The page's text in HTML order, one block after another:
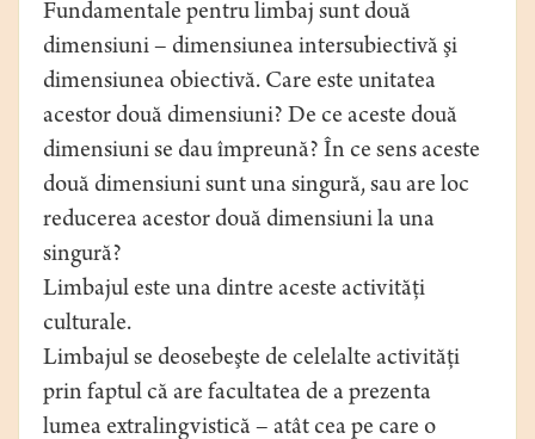
Fundamentale pentru limbaj sunt două
dimensiuni – dimensiunea intersubiectivă şi
dimensiunea obiectivă. Care este unitatea
acestor două dimensiuni? De ce aceste două
dimensiuni se dau împreună? În ce sens aceste
două dimensiuni sunt una singură, sau are loc
reducerea acestor două dimensiuni la una
singură?
Limbajul este una dintre aceste activităţi
culturale.
Limbajul se deosebeşte de celelalte activităţi
prin faptul că are facultatea de a prezenta
lumea extralingvistică – atât cea pe care o